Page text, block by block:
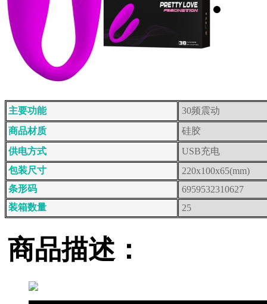
主要功能
30频震动
商品材质
硅胶
供电方式
USB充电
包装尺寸
220x100x65(mm)
条形码
6959532310627
装箱数量
25
商品描述：